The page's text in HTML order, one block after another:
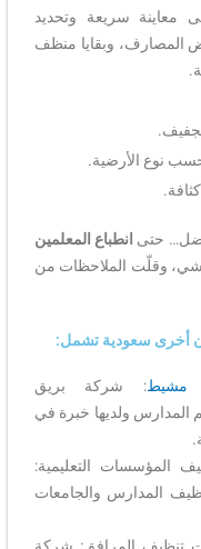
معاينة سريعة وتحديد
المصارف، وبقايا منظف
نوع الأرضية.
حتى انطباع المعلمين
وقلّت الملاحظات من
أخرى سعودية تشمل:
مشيط: شركة بريق
ولديها خبرة في
المؤسسات التعليمية:
المدارس والجامعات